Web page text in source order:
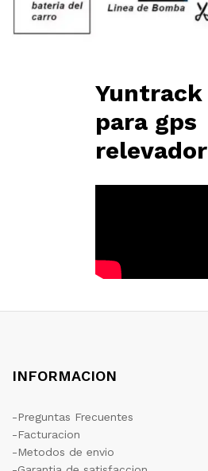
Yuntrack
para gps
relevador
INFORMACION
-Preguntas Frecuentes
-Facturacion
-Metodos de envio